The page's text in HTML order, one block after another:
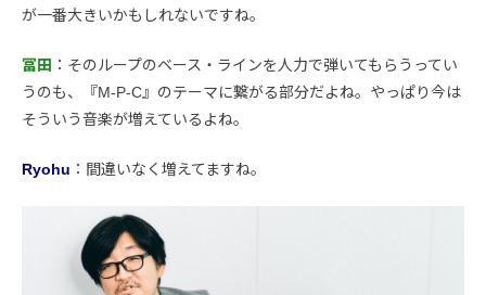
が一番大きいかもしれないですね。
冨田 ：そのループのベース・ラインを人力で弾いてもらうってい
うのも、『M-P-C』のテーマに繋がる部分だよね。やっぱり今は
そういう音楽が増えているよね。
Ryohu ：間違いなく増えてますね。